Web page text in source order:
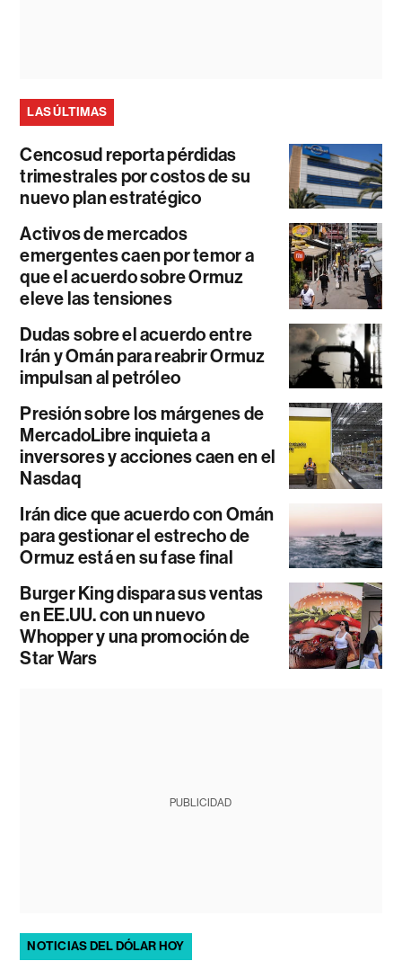
LAS ÚLTIMAS
Cencosud reporta pérdidas
trimestrales por costos de su
nuevo plan estratégico
Activos de mercados
emergentes caen por temor a
que el acuerdo sobre Ormuz
eleve las tensiones
Dudas sobre el acuerdo entre
Irán y Omán para reabrir Ormuz
impulsan al petróleo
Presión sobre los márgenes de
MercadoLibre inquieta a
inversores y acciones caen en el
Nasdaq
Irán dice que acuerdo con Omán
para gestionar el estrecho de
Ormuz está en su fase final
Burger King dispara sus ventas
en EE.UU. con un nuevo
Whopper y una promoción de
Star Wars
PUBLICIDAD
NOTICIAS DEL DÓLAR HOY